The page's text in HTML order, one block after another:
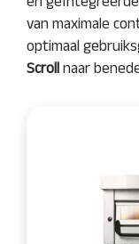
van maximale
optimaal
Scroll naar